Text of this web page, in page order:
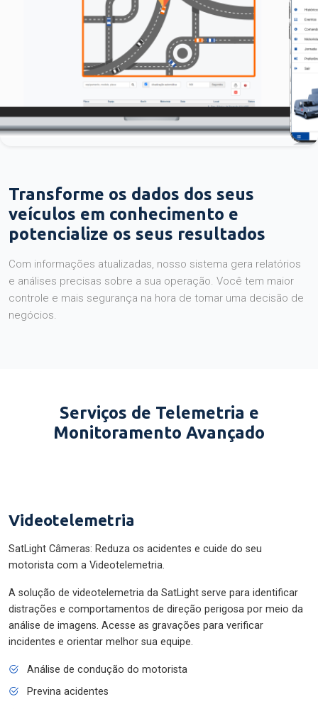
Transforme os dados dos seus
veículos em conhecimento e
potencialize os seus resultados
Com informações atualizadas, nosso sistema gera relatórios
e análises precisas sobre a sua operação. Você tem maior
controle e mais segurança na hora de tomar uma decisão de
negócios.
Serviços de Telemetria e
Monitoramento Avançado
Videotelemetria
SatLight Câmeras: Reduza os acidentes e cuide do seu
motorista com a Videotelemetria.
A solução de videotelemetria da SatLight serve para identificar
distrações e comportamentos de direção perigosa por meio da
análise de imagens. Acesse as gravações para verificar
incidentes e orientar melhor sua equipe.
Análise de condução do motorista
Previna acidentes